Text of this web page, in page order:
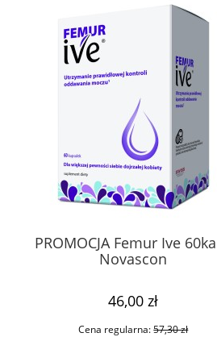
PROMOCJA Femur Ive
Novascon
46,00 zł
Cena regularna:57,30 zł